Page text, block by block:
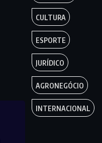
CULTURA
ESPORTE
JURÍDICO
AGRONEGÓCIO
INTERNACIONAL